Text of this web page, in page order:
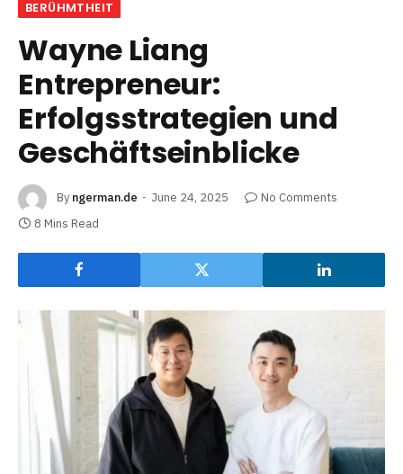
BERÜHMTHEIT
Wayne Liang
Entrepreneur:
Erfolgsstrategien und
Geschäftseinblicke
By ngerman.de June 24, 2025
No Comments
8 Mins Read